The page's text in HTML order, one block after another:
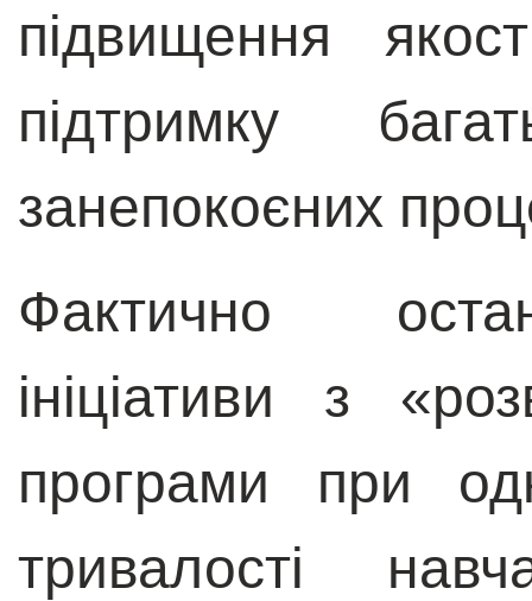
підвищення
підтримку
занепокоєних
Фактично
ініціативи з
програми при
тривалості